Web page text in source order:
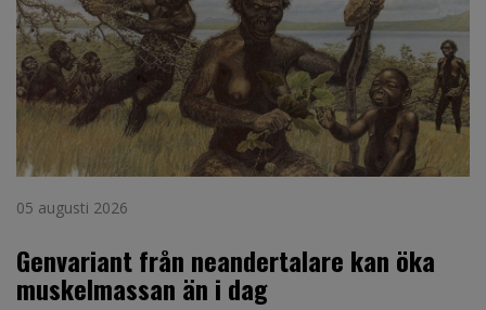
05 augusti 2026
Genvariant från neandertalare kan öka
muskelmassan än i dag